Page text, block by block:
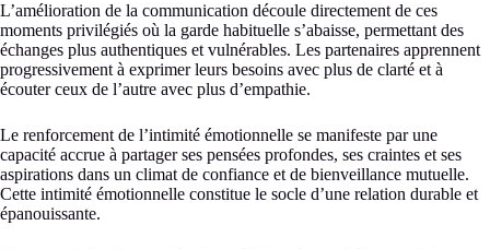
L’amélioration de la communication découle directement de ces
moments privilégiés où la garde habituelle s’abaisse, permettant des
échanges plus authentiques et vulnérables. Les partenaires apprennent
progressivement à exprimer leurs besoins avec plus de clarté et à
écouter ceux de l’autre avec plus d’empathie.
Le renforcement de l’intimité émotionnelle se manifeste par une
capacité accrue à partager ses pensées profondes, ses craintes et ses
aspirations dans un climat de confiance et de bienveillance mutuelle.
Cette intimité émotionnelle constitue le socle d’une relation durable et
épanouissante.